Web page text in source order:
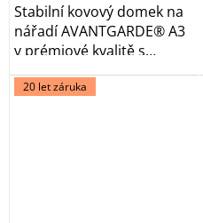
Stabilní kovový domek na
nářadí AVANTGARDE® A3
v prémiové kvalitě s
pultovou...
20 let záruka